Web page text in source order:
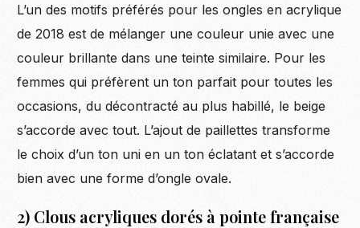
L’un des motifs préférés pour les ongles en acrylique
de 2018 est de mélanger une couleur unie avec une
couleur brillante dans une teinte similaire. Pour les
femmes qui préfèrent un ton parfait pour toutes les
occasions, du décontracté au plus habillé, le beige
s’accorde avec tout. L’ajout de paillettes transforme
le choix d’un ton uni en un ton éclatant et s’accorde
bien avec une forme d’ongle ovale.
2) Clous acryliques dorés à pointe française